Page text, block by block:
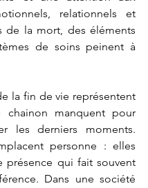
relationnels et
de la mort, des éléments
de soins peinent à
la fin de vie représentent
chainon manquent pour
les derniers moments.
personne : elles
présence qui fait souvent
Dans une société